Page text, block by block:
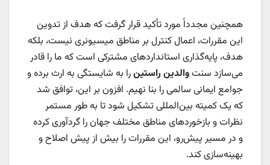
همچنین مجدداً مورد تأکید قرار گرفت که هدف از تدوین
این مقررات، اعمال کنترل بر مناطق میسیونری نیست، بلکه
هدف، پایه‌گذاری استانداردهای مشترکی است که ما را قادر
می‌سازد سنتوالدین راستینرا به شایستگی به ارث برده و
جوامع ایمانی سالمی را بنا نهیم. افزون بر این، توافق شد
که یک کمیته بین‌المللی تشکیل شود تا به طور مستمر
نظرات و بازخوردهای مناطق مختلف جهان را گردآوری کرده
و در مسیر پیش‌رو، این مقررات را بیش از پیش اصلاح و
بهینه‌سازی کند.